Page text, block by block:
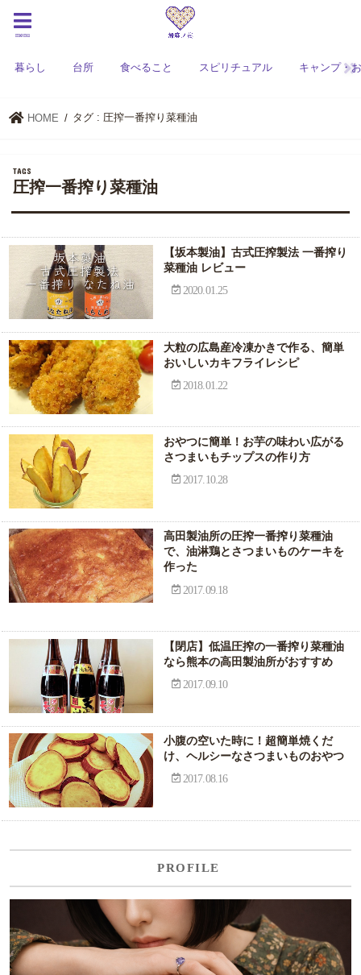
menu
暮らし 台所 食べること スピリチュアル キャンプ・
HOME タグ : 圧搾一番搾り菜種油
圧搾一番搾り菜種油
【坂本製油】古式圧搾製法 一番搾り
菜種油 レビュー
2020.01.25
大粒の広島産冷凍かきで作る、簡単
おいしいカキフライレシピ
2018.01.22
おやつに簡単！お芋の味わい広がる
さつまいもチップスの作り方
2017.10.28
高田製油所の圧搾一番搾り菜種油
で、油淋鶏とさつまいものケーキを
作った
2017.09.18
【閉店】低温圧搾の一番搾り菜種油
なら熊本の高田製油所がおすすめ
2017.09.10
小腹の空いた時に！超簡単焼くだ
け、ヘルシーなさつまいものおやつ
2017.08.16
PROFILE